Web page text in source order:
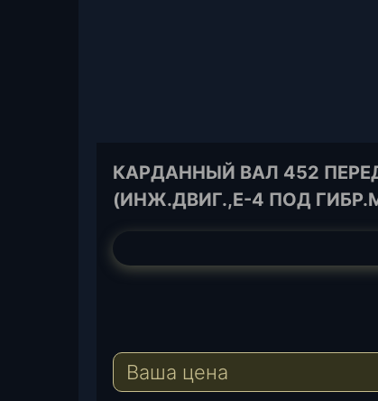
КАРДАННЫЙ ВАЛ 452
(ИНЖ.ДВИГ.,Е-4 ПОД
e
r
a
s
a
Ваша цена